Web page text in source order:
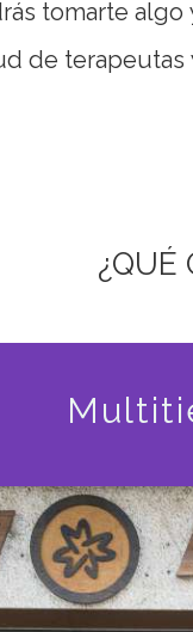
tomarte algo
de
¿QUÉ